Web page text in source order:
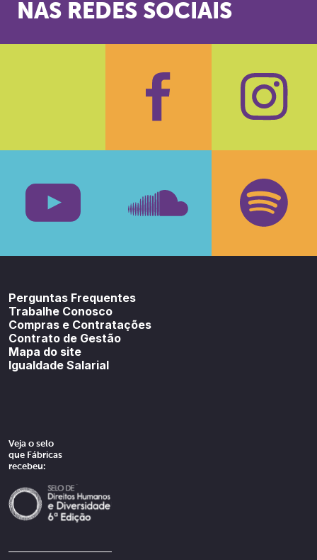
NAS REDES SOCIAIS
Facebook
Perguntas Frequentes
Trabalhe Conosco
Compras e Contratações
Contrato de Gestão
Mapa do site
Igualdade Salarial
Veja o selo
que Fábricas
recebeu: